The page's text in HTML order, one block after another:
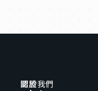
關於我們
認證